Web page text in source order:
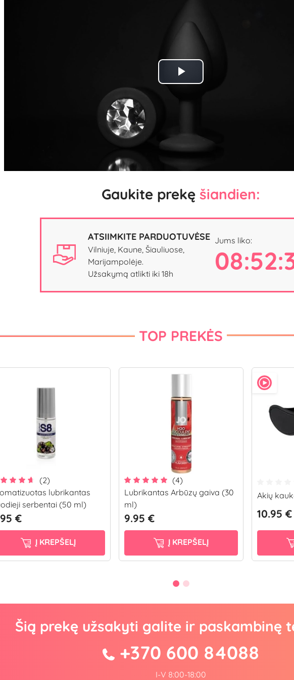
Play
Video
Gaukite prekę šiandien:
ATSIIMKITE PARDUOTUVĖSE
Vilniuje, Kaune, Šiauliuose,
Marijampolėje.
Užsakymą atlikti iki 18h
Jums liko:
TOP PREKĖS
(2)
lubrikantas
serbentai (50 ml)
€
Į KREPŠELĮ
(4)
Lubrikantas Arbūzų gaiva (30
ml)
9.95 €
Į KREPŠELĮ
Akių
10.95 €
Šią prekę užsakyti galite ir paskambinę
+370 600 84088
I-V 8:00-18:00